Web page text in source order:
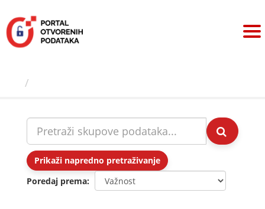
sadržaj
Prikaži napredno pretraživanje
Poredaj prema